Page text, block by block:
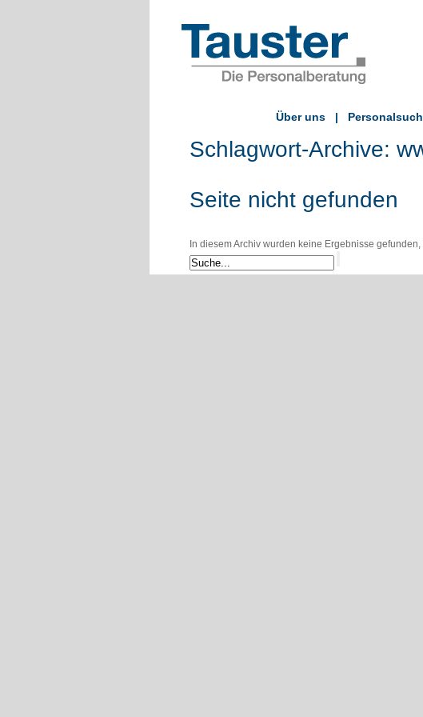
Über uns |
Schlagwort-Archive:
Seite nicht gefunden
In diesem Archiv wurden keine Ergebnisse